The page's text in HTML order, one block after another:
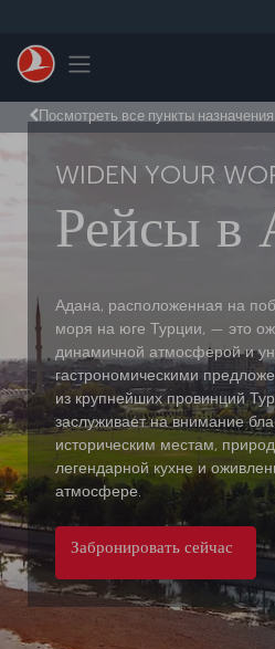
Toggle navigation
Посмотреть все пункты назначения
WIDEN YOUR
Рейсы в
Адана, расположенная на
моря на юге Турции, — это
динамичной атмосферой и
гастрономическими
из крупнейших провинций
заслуживает на внимание
историческим местам,
легендарной кухне и
атмосфере.
Забронировать сейчас